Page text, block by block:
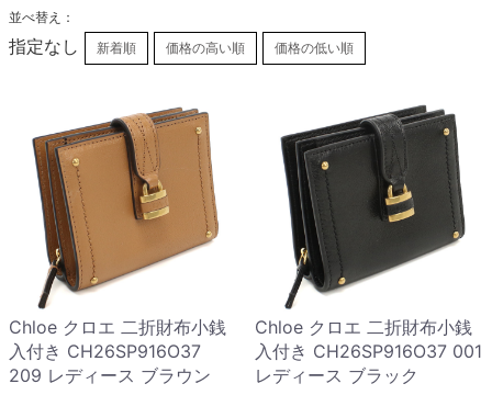
並べ替え：
指定なし 新着順 価格の高い順 価格の低い順
Chloe クロエ 二折財布小銭
入付き CH26SP916O37
209 レディース ブラウン
Chloe クロエ 二折財布小銭
入付き CH26SP916O37 001
レディース ブラック